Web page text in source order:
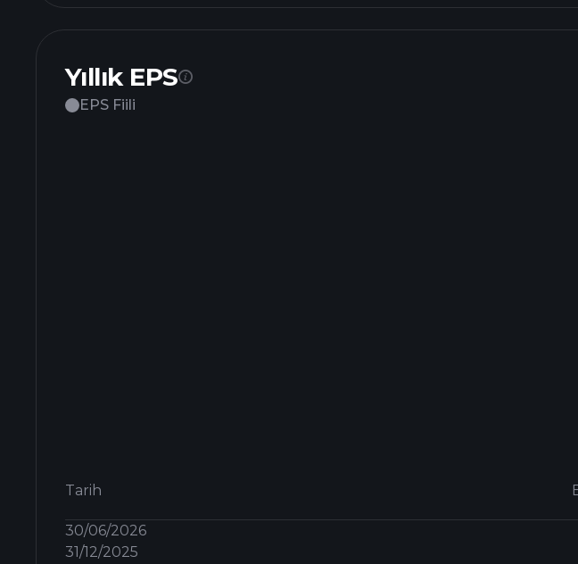
Yıllık EPS
EPS Fiili
Tarih
30/06/2026
31/12/2025